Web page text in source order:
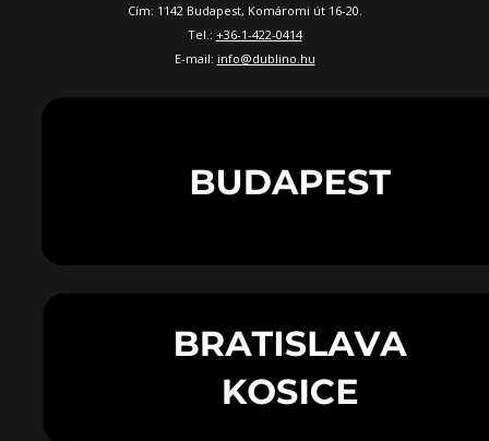
Cím: 1142 Budapest, Komáromi út 16-20.
Tel.: +36-1-422-0414
E-mail: info@dublino.hu